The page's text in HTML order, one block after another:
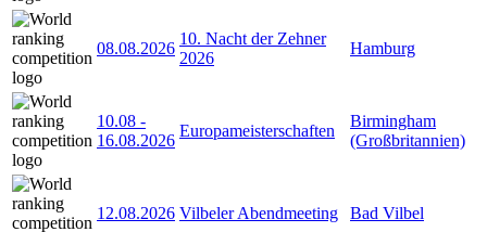
08.08.2026
10. Nacht der Zehner
2026
Hamburg
10.08 -
16.08.2026
Europameisterschaften
Birmingham
(Großbritannien)
12.08.2026 Vilbeler Abendmeeting Bad Vilbel